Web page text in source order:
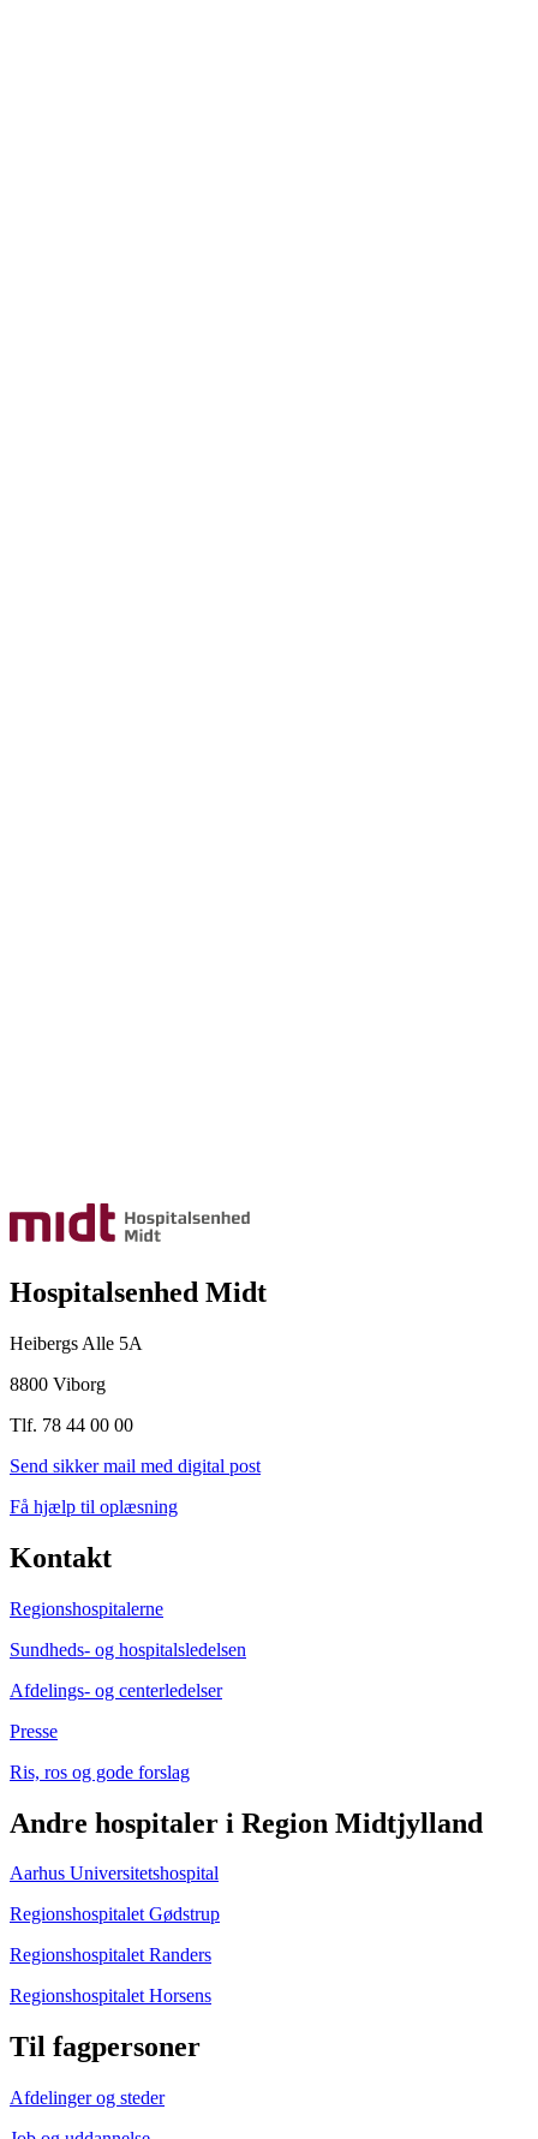
Hospitalsenhed Midt
Heibergs Alle 5A
8800 Viborg
Tlf. 78 44 00 00
Send sikker mail med digital post
Få hjælp til oplæsning
Kontakt
Regionshospitalerne
Sundheds- og hospitalsledelsen
Afdelings- og centerledelser
Presse
Ris, ros og gode forslag
Andre hospitaler i Region Midtjylland
Aarhus Universitetshospital
Regionshospitalet Gødstrup
Regionshospitalet Randers
Regionshospitalet Horsens
Til fagpersoner
Afdelinger og steder